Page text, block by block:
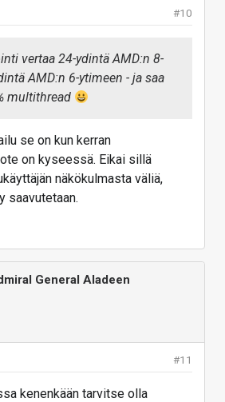
#10
vertaa 24-ydintä AMD:n 8-
AMD:n 6-ytimeen - ja saa
multithread
se on kun kerran
on kyseessä. Eikai sillä
näkökulmasta väliä,
saavutetaan.
General Aladeen
#11
kenenkään tarvitse olla